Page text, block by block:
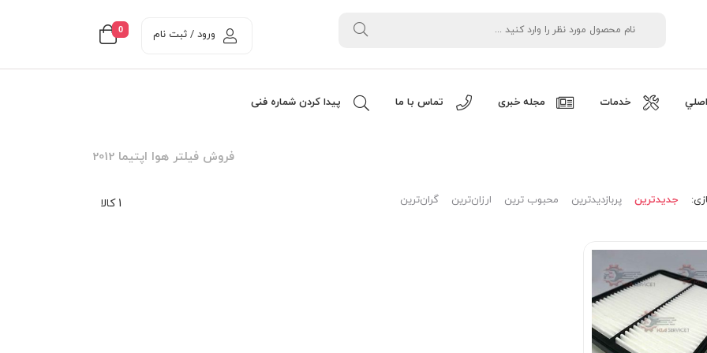
0 ورود / ثبت نام
خدمات مجله خبری تماس با ما پیدا کردن شماره فنی
فروش فیلتر هوا اپتیما 2012
1 کالا جدیدترین پربازدیدترین محبوب ترین ارزان‌ترین گران‌ترین